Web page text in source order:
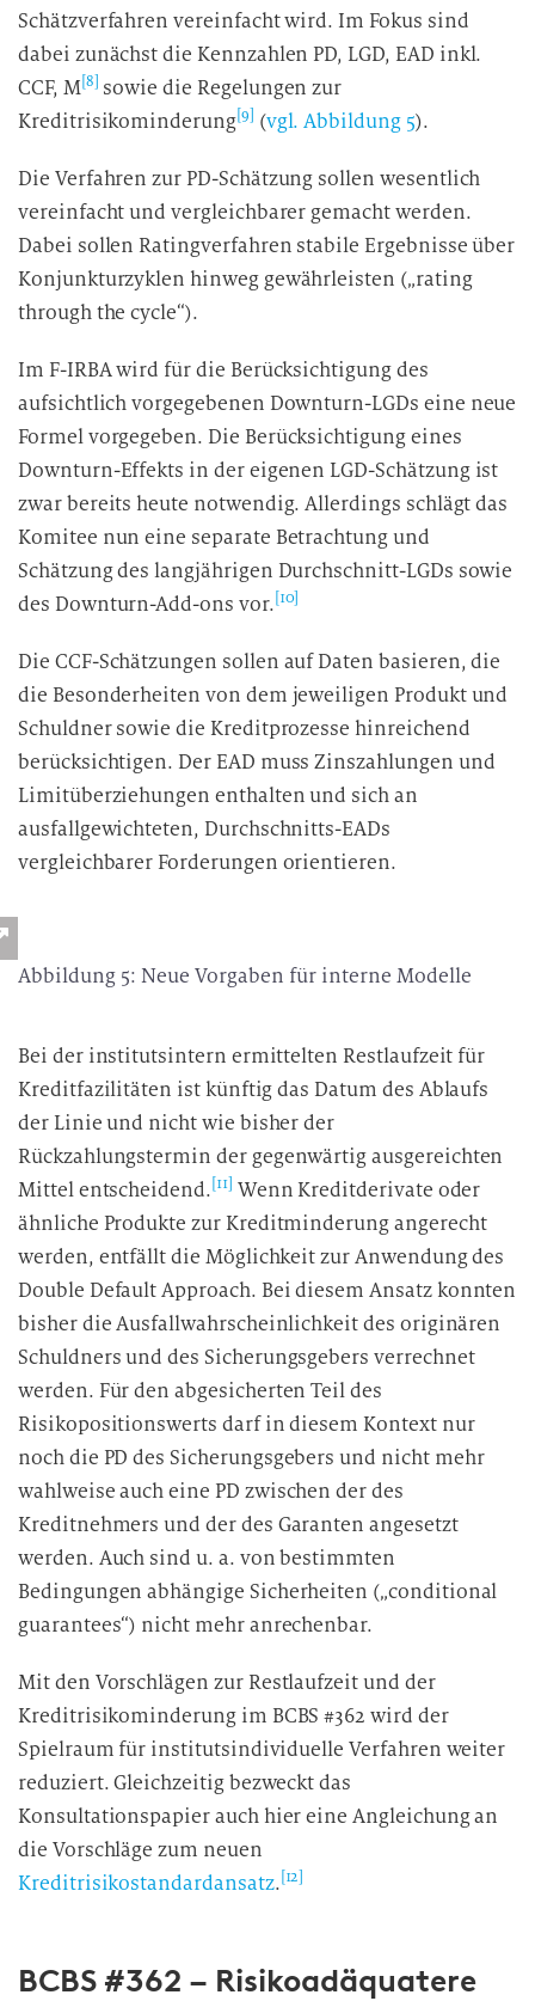
Schätzverfahren vereinfacht wird. Im Fokus sind
dabei zunächst die Kennzahlen PD, LGD, EAD inkl.
CCF, M[8] sowie die Regelungen zur
Kreditrisikominderung[9] (vgl. Abbildung 5).
Die Verfahren zur PD-Schätzung sollen wesentlich
vereinfacht und vergleichbarer gemacht werden.
Dabei sollen Ratingverfahren stabile Ergebnisse über
Konjunkturzyklen hinweg gewährleisten („rating
through the cycle“).
Im F-IRBA wird für die Berücksichtigung des
aufsichtlich vorgegebenen Downturn-LGDs eine neue
Formel vorgegeben. Die Berücksichtigung eines
Downturn-Effekts in der eigenen LGD-Schätzung ist
zwar bereits heute notwendig. Allerdings schlägt das
Komitee nun eine separate Betrachtung und
Schätzung des langjährigen Durchschnitt-LGDs sowie
des Downturn-Add-ons vor. [10]
Die CCF-Schätzungen sollen auf Daten basieren, die
die Besonderheiten von dem jeweiligen Produkt und
Schuldner sowie die Kreditprozesse hinreichend
berücksichtigen. Der EAD muss Zinszahlungen und
Limitüberziehungen enthalten und sich an
ausfallgewichteten, Durchschnitts-EADs
vergleichbarer Forderungen orientieren.
Abbildung 5: Neue Vorgaben für interne Modelle
Bei der institutsintern ermittelten Restlaufzeit für
Kreditfazilitäten ist künftig das Datum des Ablaufs
der Linie und nicht wie bisher der
Rückzahlungstermin der gegenwärtig ausgereichten
Mittel entscheidend. [11] Wenn Kreditderivate oder
ähnliche Produkte zur Kreditminderung angerecht
werden, entfällt die Möglichkeit zur Anwendung des
Double Default Approach. Bei diesem Ansatz konnten
bisher die Ausfallwahrscheinlichkeit des originären
Schuldners und des Sicherungsgebers verrechnet
werden. Für den abgesicherten Teil des
Risikopositionswerts darf in diesem Kontext nur
noch die PD des Sicherungsgebers und nicht mehr
wahlweise auch eine PD zwischen der des
Kreditnehmers und der des Garanten angesetzt
werden. Auch sind u. a. von bestimmten
Bedingungen abhängige Sicherheiten („conditional
guarantees“) nicht mehr anrechenbar.
Mit den Vorschlägen zur Restlaufzeit und der
Kreditrisikominderung im BCBS #362 wird der
Spielraum für institutsindividuelle Verfahren weiter
reduziert. Gleichzeitig bezweckt das
Konsultationspapier auch hier eine Angleichung an
die Vorschläge zum neuen
Kreditrisikostandardansatz. [12]
BCBS #362 – Risikoadäquatere